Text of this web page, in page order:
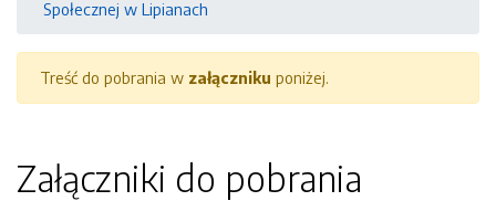
Społecznej w Lipianach
Treść do pobrania w załączniku poniżej.
Załączniki do pobrania